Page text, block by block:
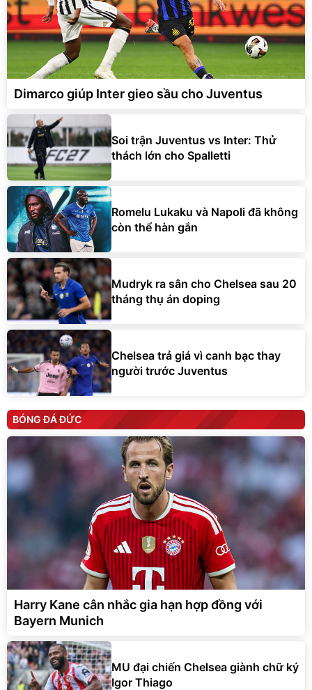
Dimarco giúp Inter gieo sầu cho Juventus
Soi trận Juventus vs Inter: Thử
thách lớn cho Spalletti
Romelu Lukaku và Napoli đã không
còn thể hàn gắn
Mudryk ra sân cho Chelsea sau 20
tháng thụ án doping
Chelsea trả giá vì canh bạc thay
người trước Juventus
BÓNG ĐÁ ĐỨC
Harry Kane cân nhắc gia hạn hợp đồng với
Bayern Munich
MU đại chiến Chelsea giành chữ ký
Igor Thiago